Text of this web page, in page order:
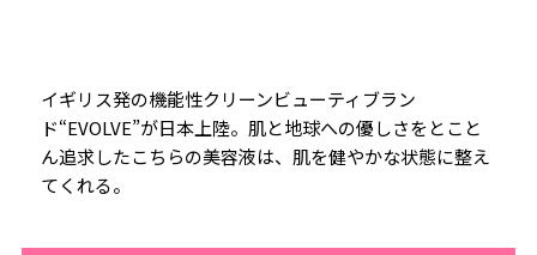
イギリス発の機能性クリーンビューティブラン
ド“EVOLVE”が日本上陸。肌と地球への優しさをとこと
ん追求したこちらの美容液は、肌を健やかな状態に整え
てくれる。